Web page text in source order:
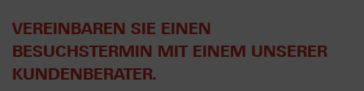
VEREINBAREN SIE EINEN
BESUCHSTERMIN MIT EINEM UNSERER
KUNDENBERATER.